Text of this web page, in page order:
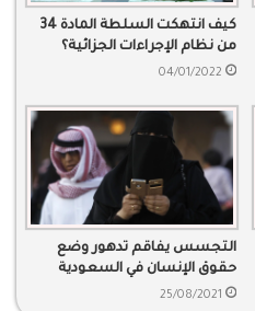
كيف انتهكت السلطة المادة 34
من نظام الإجراءات الجزائية؟
04/01/2022
التجسس يفاقم تدهور وضع
حقوق الإنسان في السعودية
25/08/2021